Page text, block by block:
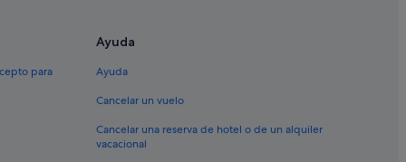
para
Ayuda
Ayuda
Cancelar un vuelo
Cancelar una reserva de hotel o de un alquiler
vacacional